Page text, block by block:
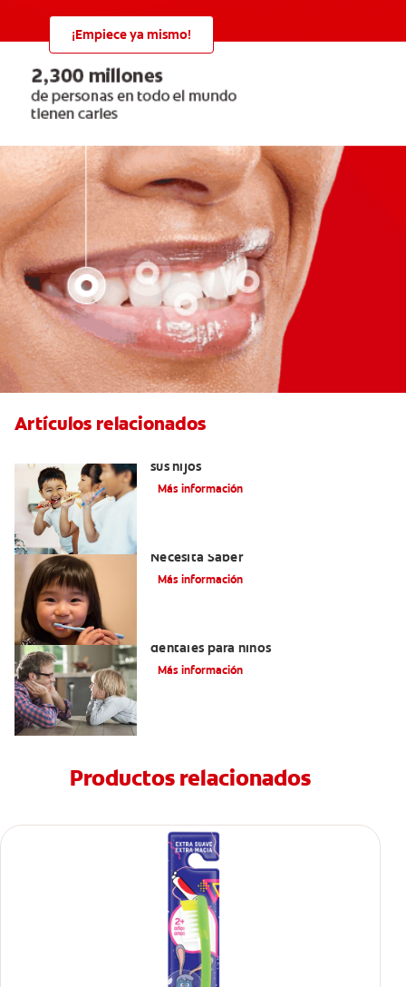
¡Empiece ya mismo!
Artículos relacionados
sus hijos
Más información
Necesita Saber
Más información
dentales para niños
Más información
Productos relacionados